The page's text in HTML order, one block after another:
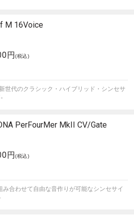
M 16Voice
円(税込)
世代のクラシック・ハイブリッド・シンセサ
PerFourMer MkII CV/Gate
円(税込)
合わせて自由な音作りが可能なシンセサイ